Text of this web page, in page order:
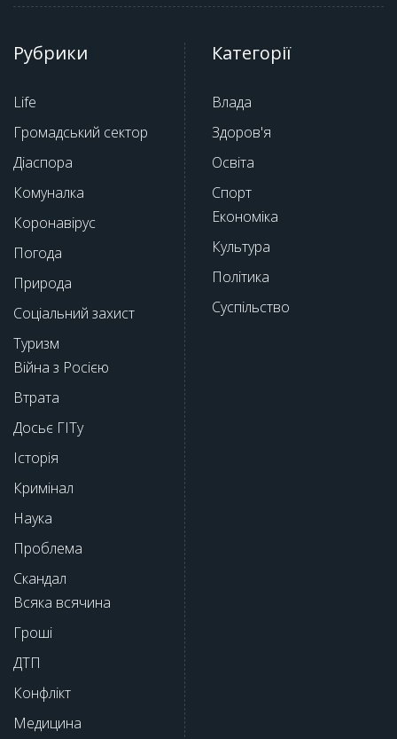
Рубрики
Life
Громадський сектор
Діаспора
Комуналка
Коронавірус
Погода
Природа
Соціальний захист
Туризм
Війна з Росією
Втрата
Досьє ГІТу
Історія
Кримінал
Наука
Проблема
Скандал
Всяка всячина
Гроші
ДТП
Конфлікт
Медицина
Категорії
Влада
Здоров'я
Освіта
Спорт
Економіка
Культура
Політика
Суспільство